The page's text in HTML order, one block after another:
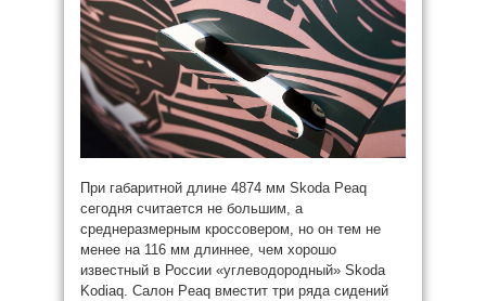
При габаритной длине 4874 мм Skoda Peaq
сегодня считается не большим, а
среднеразмерным кроссовером, но он тем не
менее на 116 мм длиннее, чем хорошо
известный в России «углеводородный» Skoda
Kodiaq. Салон Peaq вместит три ряда сидений